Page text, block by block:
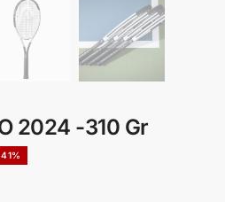
2024 -310 Gr